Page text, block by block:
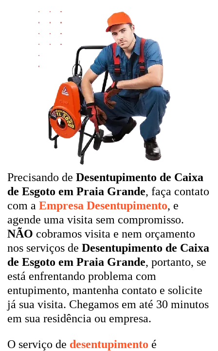
Precisando de Desentupimento de Caixa
de Esgoto em Praia Grande, faça contato
com a Empresa Desentupimento, e
agende uma visita sem compromisso.
NÃO cobramos visita e nem orçamento
nos serviços de Desentupimento de Caixa
de Esgoto em Praia Grande, portanto, se
está enfrentando problema com
entupimento, mantenha contato e solicite
já sua visita. Chegamos em até 30 minutos
em sua residência ou empresa.
O serviço de desentupimento é